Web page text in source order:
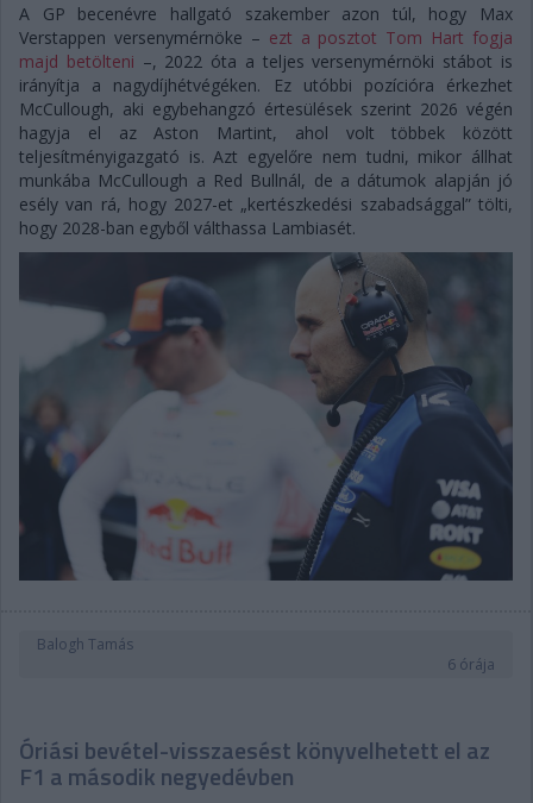
A GP becenévre hallgató szakember azon túl, hogy Max
Verstappen versenymérnöke – ezt a posztot Tom Hart fogja
majd betölteni –, 2022 óta a teljes versenymérnöki stábot is
irányítja a nagydíjhétvégéken. Ez utóbbi pozícióra érkezhet
McCullough, aki egybehangzó értesülések szerint 2026 végén
hagyja el az Aston Martint, ahol volt többek között
teljesítményigazgató is. Azt egyelőre nem tudni, mikor állhat
munkába McCullough a Red Bullnál, de a dátumok alapján jó
esély van rá, hogy 2027-et „kertészkedési szabadsággal” tölti,
hogy 2028-ban egyből válthassa Lambiasét.
Balogh Tamás
6 órája
Óriási bevétel-visszaesést könyvelhetett el az
F1 a második negyedévben